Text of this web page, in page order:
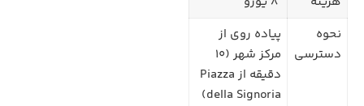
نحوه
دسترسی
پیاده‌ روی از
مرکز شهر (10
دقیقه از Piazza
della Signoria)